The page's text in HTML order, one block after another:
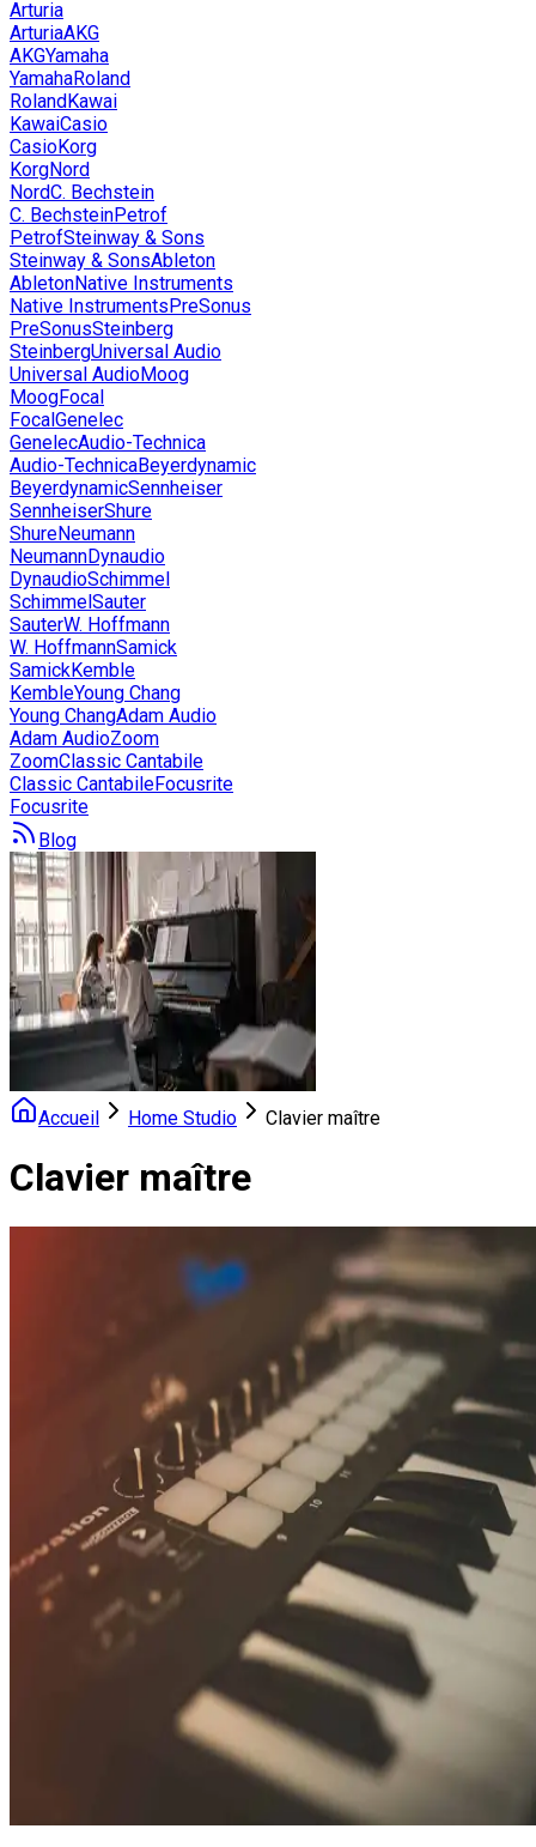
Arturia
ArturiaAKG
AKGYamaha
YamahaRoland
RolandKawai
KawaiCasio
CasioKorg
KorgNord
NordC. Bechstein
C. BechsteinPetrof
PetrofSteinway & Sons
Steinway & SonsAbleton
AbletonNative Instruments
Native InstrumentsPreSonus
PreSonusSteinberg
SteinbergUniversal Audio
Universal AudioMoog
MoogFocal
FocalGenelec
GenelecAudio-Technica
Audio-TechnicaBeyerdynamic
BeyerdynamicSennheiser
SennheiserShure
ShureNeumann
NeumannDynaudio
DynaudioSchimmel
SchimmelSauter
SauterW. Hoffmann
W. HoffmannSamick
SamickKemble
KembleYoung Chang
Young ChangAdam Audio
Adam AudioZoom
ZoomClassic Cantabile
Classic CantabileFocusrite
Focusrite
Blog
Accueil Home Studio Clavier maître
Clavier maître